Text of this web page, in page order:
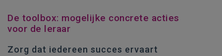
De toolbox: mogelijke concrete acties
voor de leraar
Zorg dat iedereen succes ervaart